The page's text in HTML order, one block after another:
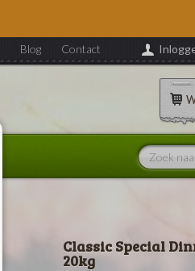
Blog Contact
Classic Special
20kg